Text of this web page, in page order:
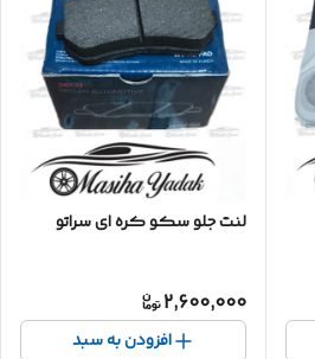
لنت جلو سکو کره ای سراتو
2,600,000
افزودن به سبد